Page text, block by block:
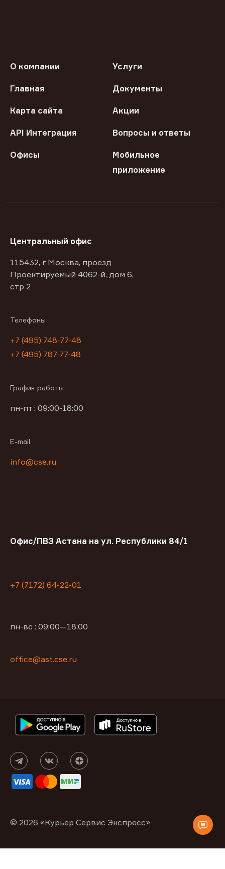
О компании Услуги
Главная Документы
Карта сайта Акции
API Интеграция Вопросы и ответы
Офисы
Мобильное
приложение
Центральный офис
115432, г Москва, проезд
Проектируемый 4062-й, дом 6,
стр 2
Телефоны
+7 (495) 748-77-48
+7 (495) 787-77-48
График работы
пн-пт : 09:00-18:00
E-mail
info@cse.ru
Офис/ПВЗ Астана на ул. Республики 84/1
+7 (7172) 64-22-01
пн-вс : 09:00—18:00
office@ast.cse.ru
© 2026 «Курьер Сервис Экспресс»